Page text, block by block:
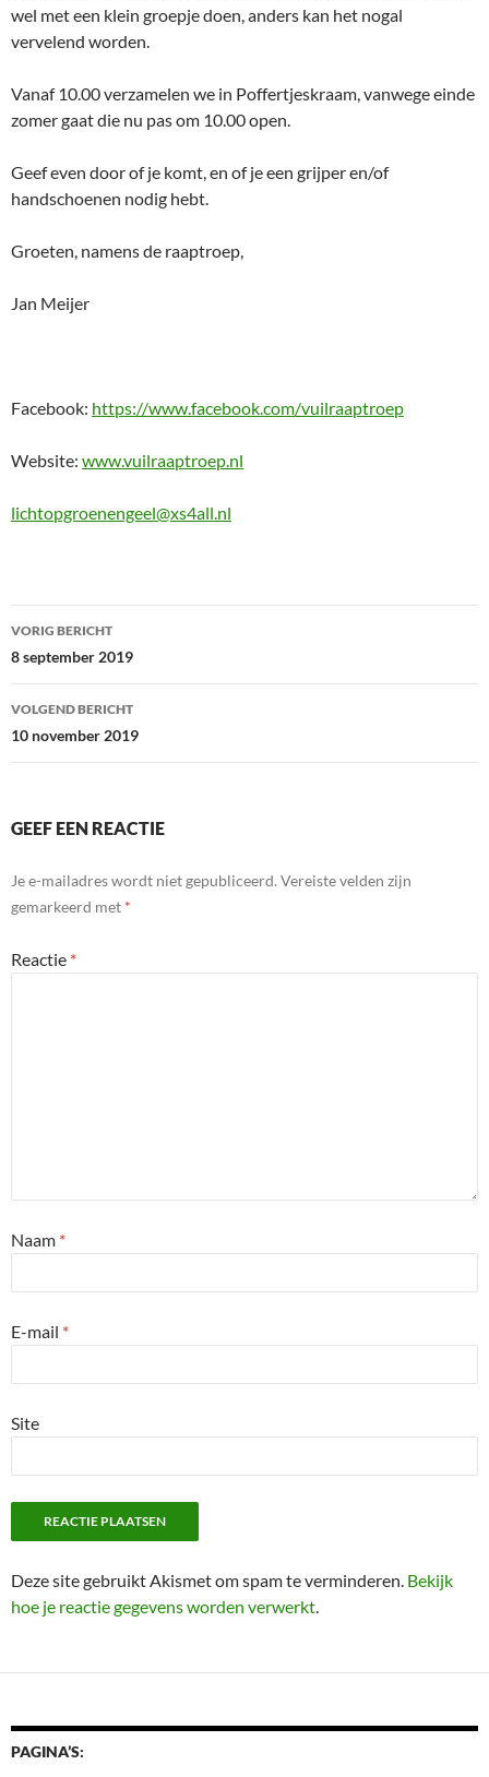
wel met een klein groepje doen, anders kan het nogal
vervelend worden.
Vanaf 10.00 verzamelen we in Poffertjeskraam, vanwege einde
zomer gaat die nu pas om 10.00 open.
Geef even door of je komt, en of je een grijper en/of
handschoenen nodig hebt.
Groeten, namens de raaptroep,
Jan Meijer
Facebook: https://www.facebook.com/vuilraaptroep
Website: www.vuilraaptroep.nl
lichtopgroenengeel@xs4all.nl
Bericht
navigatie
VORIG BERICHT
8 september 2019
VOLGEND BERICHT
10 november 2019
GEEF EEN REACTIE
Je e-mailadres wordt niet gepubliceerd. Vereiste velden zijn
gemarkeerd met *
Reactie *
Naam *
E-mail *
Site
Deze site gebruikt Akismet om spam te verminderen. Bekijk
hoe je reactie gegevens worden verwerkt.
PAGINA’S: